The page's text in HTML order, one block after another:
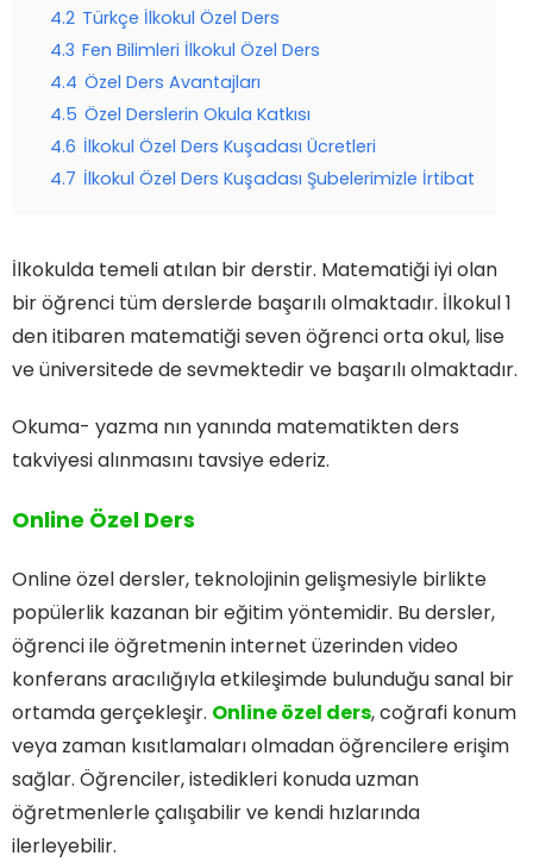
4.2 Türkçe İlkokul Özel Ders
4.3 Fen Bilimleri İlkokul Özel Ders
4.4 Özel Ders Avantajları
4.5 Özel Derslerin Okula Katkısı
4.6 İlkokul Özel Ders Kuşadası Ücretleri
4.7 İlkokul Özel Ders Kuşadası Şubelerimizle İrtibat
İlkokulda temeli atılan bir derstir. Matematiği iyi olan
bir öğrenci tüm derslerde başarılı olmaktadır. İlkokul 1
den itibaren matematiği seven öğrenci orta okul, lise
ve üniversitede de sevmektedir ve başarılı olmaktadır.
Okuma- yazma nın yanında matematikten ders
takviyesi alınmasını tavsiye ederiz.
Online Özel Ders
Online özel dersler, teknolojinin gelişmesiyle birlikte
popülerlik kazanan bir eğitim yöntemidir. Bu dersler,
öğrenci ile öğretmenin internet üzerinden video
konferans aracılığıyla etkileşimde bulunduğu sanal bir
ortamda gerçekleşir. Online özel ders, coğrafi konum
veya zaman kısıtlamaları olmadan öğrencilere erişim
sağlar. Öğrenciler, istedikleri konuda uzman
öğretmenlerle çalışabilir ve kendi hızlarında
ilerleyebilir.